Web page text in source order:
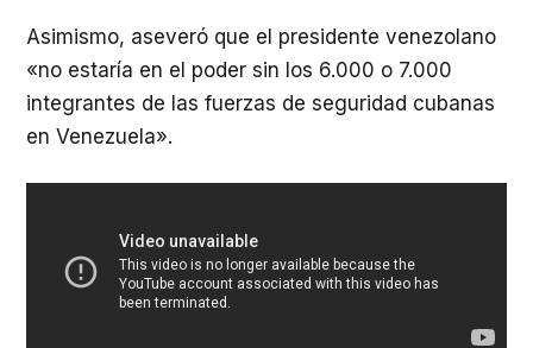
Asimismo, aseveró que el presidente venezolano
«no estaría en el poder sin los 6.000 o 7.000
integrantes de las fuerzas de seguridad cubanas
en Venezuela».